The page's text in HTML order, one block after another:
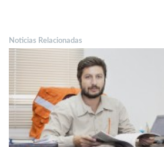
Noticias Relacionadas